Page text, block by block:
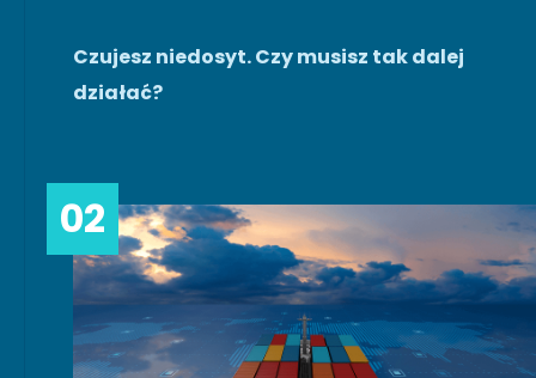
Czujesz niedosyt. Czy musisz tak dalej
działać?
02